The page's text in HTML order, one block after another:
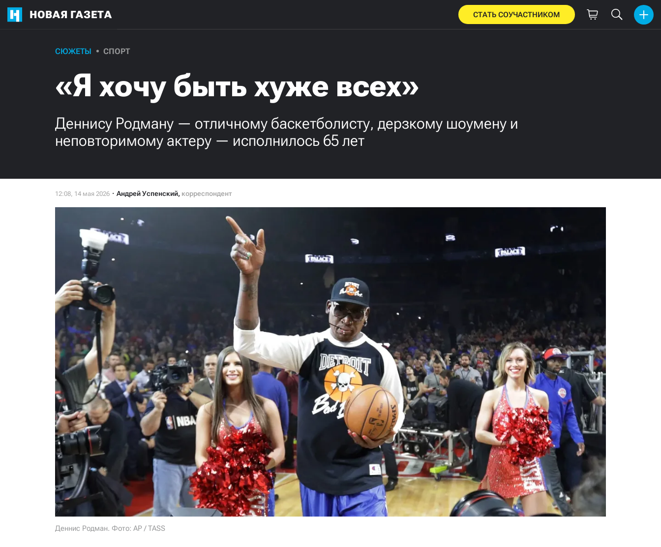
НОВАЯ ГАЗЕТА СТАТЬ СОУЧАСТНИКОМ
СЮЖЕТЫ СПОРТ
«Я хочу быть хуже всех»
Деннису Родману — отличному баскетболисту, дерзкому шоумену и
неповторимому актеру — исполнилось 65 лет
Андрей Успенский, корреспондент
Деннис Родман. Фото: AP / TASS